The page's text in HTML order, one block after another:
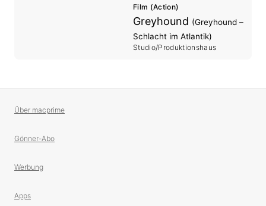
Film (Action)
Greyhound (Greyhound –
Schlacht im Atlantik)
Studio/Produktionshaus
Über macprime
Gönner-Abo
Werbung
Apps